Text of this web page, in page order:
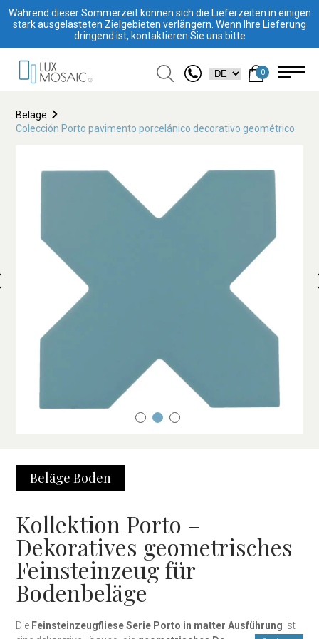
Während dieser Sommerzeit können sich die Lieferzeiten in einigen
stark ausgelasteten Zielgebieten verlängern. Wenn Ihre Lieferung
dringend ist, kontaktieren Sie uns bitte
0
Beläge
Colección Porto pavimento porcelánico decorativo geométrico
Beläge Boden
Kollektion Porto –
Dekoratives geometrisches
Feinsteinzeug für
Bodenbeläge
Die Feinsteinzeugfliese Serie Porto in matter Ausführung ist